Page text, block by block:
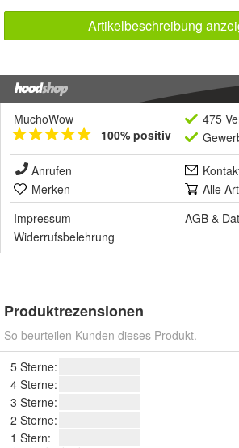
Artikelbeschreibung
MuchoWow
100% positiv
475
Anrufen
Merken
Alle
Impressum
AGB &
Widerrufsbelehrung
Produktrezensionen
So beurteilen Kunden dieses Produkt.
5 Sterne:
4 Sterne:
3 Sterne:
2 Sterne:
1 Stern: